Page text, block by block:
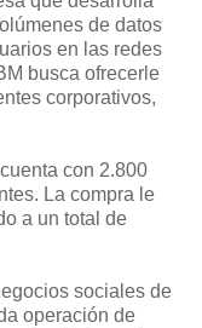
de datos
en las redes
busca ofrecerle
corporativos,
con 2.800
La compra le
a un total de
sociales de
operación de